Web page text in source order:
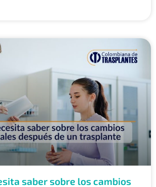
saber sobre los cambios